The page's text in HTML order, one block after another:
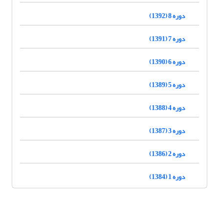
دوره 8 (1392)
دوره 7 (1391)
دوره 6 (1390)
دوره 5 (1389)
دوره 4 (1388)
دوره 3 (1387)
دوره 2 (1386)
دوره 1 (1384)